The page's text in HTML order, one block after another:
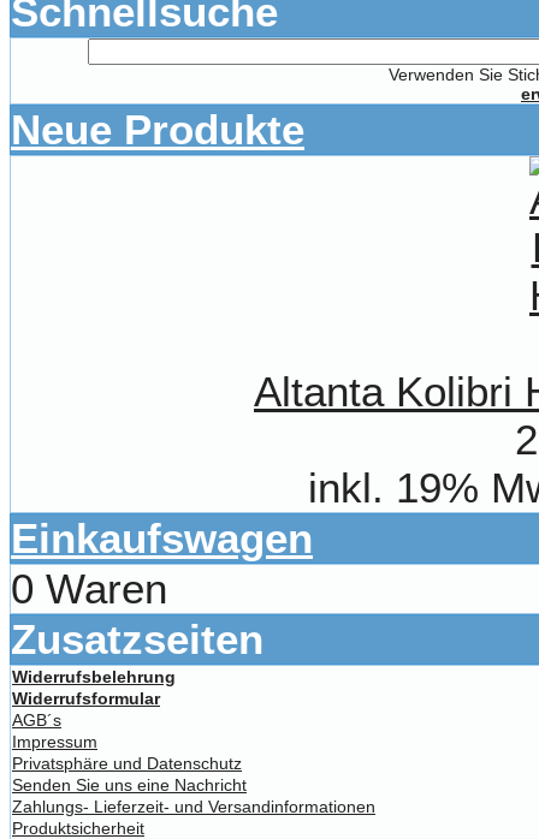
Schnellsuche
Verwenden Sie
Neue Produkte
Altanta Kolibri
inkl. 19%
Einkaufswagen
0 Waren
Zusatzseiten
Widerrufsbelehrung
Widerrufsformular
AGB´s
Impressum
Privatsphäre und Datenschutz
Senden Sie uns eine Nachricht
Zahlungs- Lieferzeit- und Versandinformationen
Produktsicherheit